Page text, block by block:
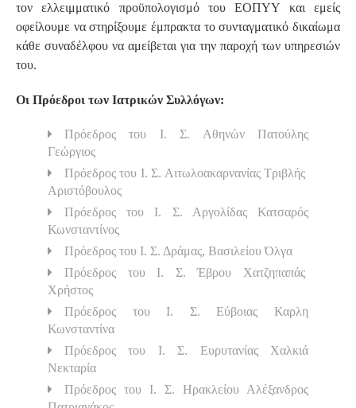
τον ελλειμματικό προϋπολογισμό του ΕΟΠΥΥ και εμείς
οφείλουμε να στηρίξουμε έμπρακτα το συνταγματικό δικαίωμα
κάθε συναδέλφου να αμείβεται για την παροχή των υπηρεσιών
του.
Οι Πρόεδροι των Ιατρικών Συλλόγων:
Πρόεδρος του Ι. Σ. Αθηνών Πατούλης
Γεώργιος
Πρόεδρος του Ι. Σ. Αιτωλοακαρνανίας Τριβλής
Αριστόβουλος
Πρόεδρος του Ι. Σ. Αργολίδας Κατσαρός
Κωνσταντίνος
Πρόεδρος του Ι. Σ. Δράμας, Βασιλείου Όλγα
Πρόεδρος του Ι. Σ. Έβρου Χατζηπαπάς
Χρήστος
Πρόεδρος του Ι. Σ. Εύβοιας Καρλη
Κωνσταντίνα
Πρόεδρος του Ι. Σ. Ευρυτανίας Χαλκιά
Νεκταρία
Πρόεδρος του Ι. Σ. Ηρακλείου Αλέξανδρος